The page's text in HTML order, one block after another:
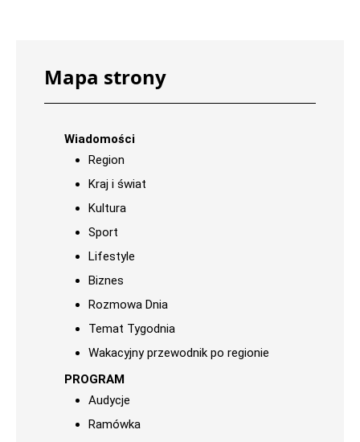
Mapa strony
Wiadomości
Region
Kraj i świat
Kultura
Sport
Lifestyle
Biznes
Rozmowa Dnia
Temat Tygodnia
Wakacyjny przewodnik po regionie
PROGRAM
Audycje
Ramówka